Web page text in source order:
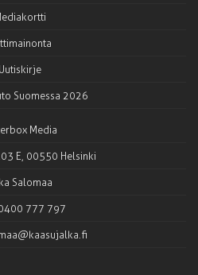
Uutiskirje
Suomessa 2026
Media
E, 00550 Helsinki
Salomaa
777 797